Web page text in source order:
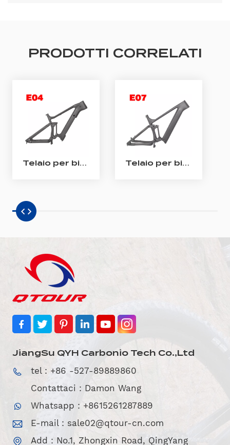
PRODOTTI CORRELATI
Telaio per bici elettrica enduro Telaio per bici elettrica Bafang M510/ M560 in carbonio con sospensione completa Telaio per bici elettrica All Mountain in carbonio Telaio Shimano EP801 per bici elettrica a sospensione completa in carbonio
JiangSu QYH Carbonio Tech Co.,Ltd
tel : +86 -527-89889860
Contattaci : Damon Wang
Whatsapp : +8615261287889
E-mail : sale02@qtour-cn.com
Add : No.1, Zhongxin Road, QingYang